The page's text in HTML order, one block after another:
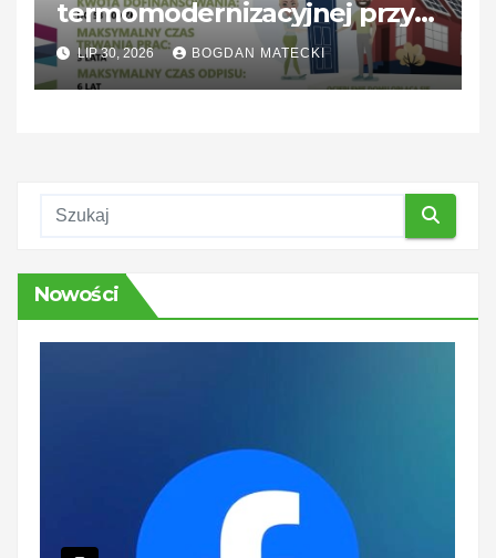
termomodernizacyjnej przy
braku podatku — praktyczne
rozwiązania
LIP 30, 2026 BOGDAN MATECKI
Nowości